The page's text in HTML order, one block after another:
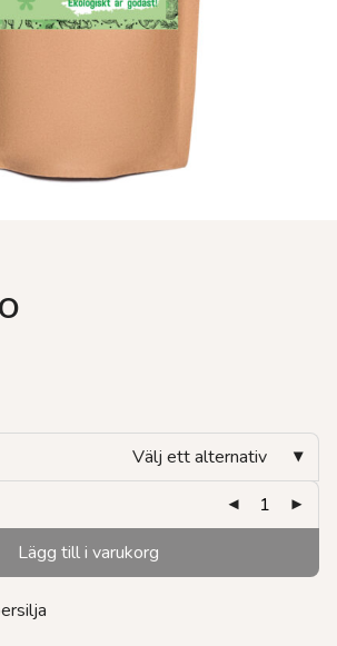
Välj ett alternativ
Lägg till i varukorg